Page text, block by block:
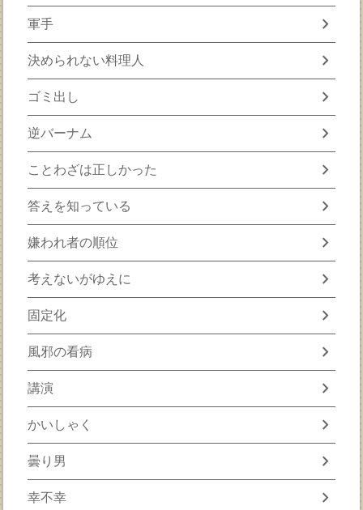
軍手 chevron_right
決められない料理人 chevron_right
ゴミ出し chevron_right
逆バーナム chevron_right
ことわざは正しかった chevron_right
答えを知っている chevron_right
嫌われ者の順位 chevron_right
考えないがゆえに chevron_right
固定化 chevron_right
風邪の看病 chevron_right
講演 chevron_right
かいしゃく chevron_right
曇り男 chevron_right
幸不幸 chevron_right